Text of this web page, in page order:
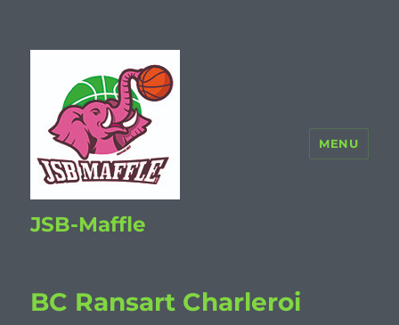
JSB-Maffle
MENU
BC Ransart Charleroi